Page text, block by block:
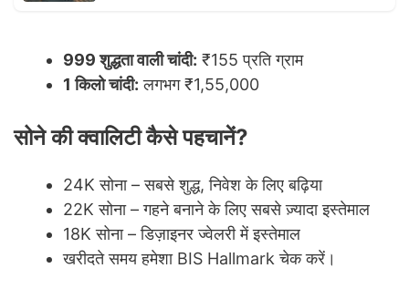
999 शुद्धता वाली चांदी: ₹155 प्रति ग्राम
1 किलो चांदी: लगभग ₹1,55,000
सोने की क्वालिटी कैसे पहचानें?
24K सोना – सबसे शुद्ध, निवेश के लिए बढ़िया
22K सोना – गहने बनाने के लिए सबसे ज़्यादा इस्तेमाल
18K सोना – डिज़ाइनर ज्वेलरी में इस्तेमाल
खरीदते समय हमेशा BIS Hallmark चेक करें।